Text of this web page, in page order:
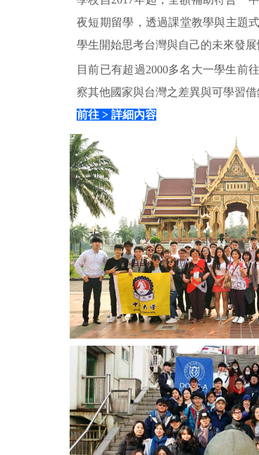
夜短期留學，透過課堂教學與主題
學生開始思考台灣與自己的未來發
目前已有超過2000多名大一學生前
察其他國家與台灣之差異與可學習
前往 >詳細內容